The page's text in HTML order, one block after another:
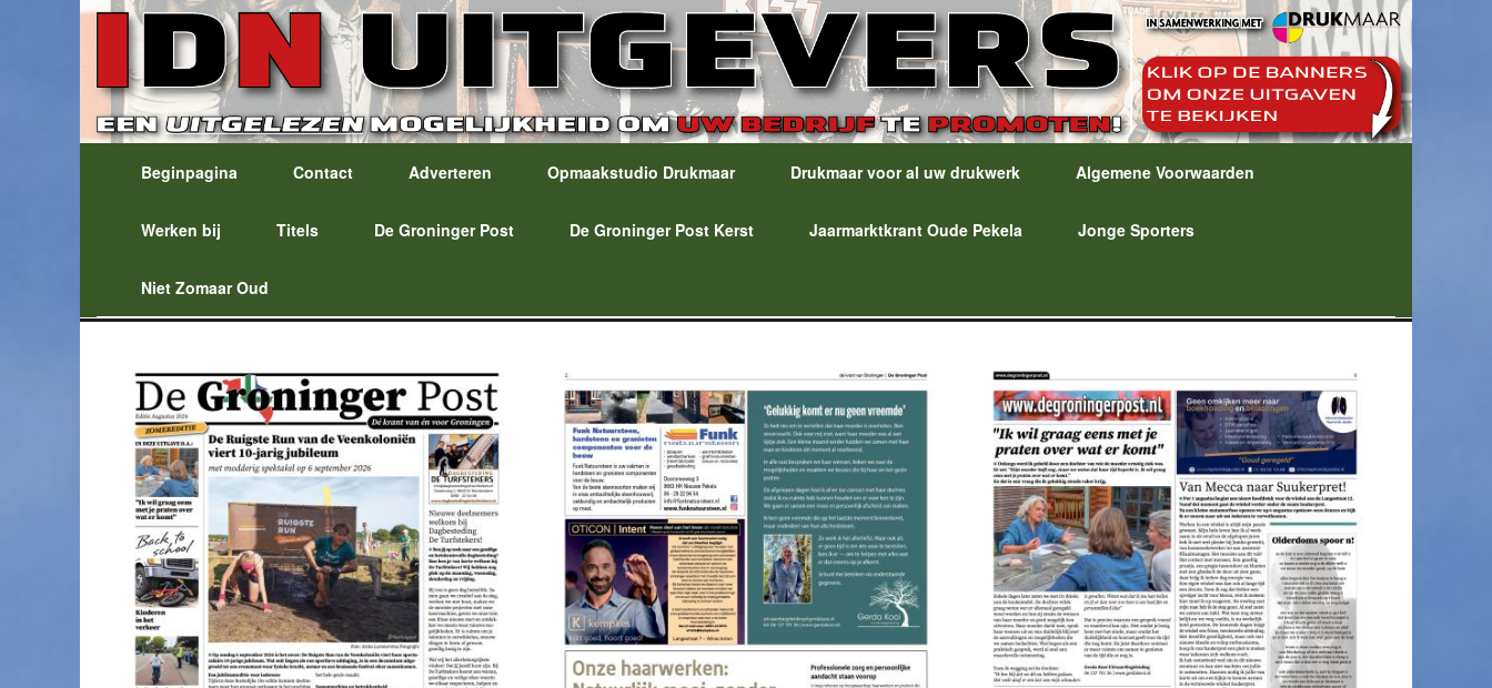
Beginpagina Contact Adverteren Opmaakstudio Drukmaar Drukmaar voor al uw drukwerk Algemene Voorwaarden
Werken bij Titels De Groninger Post De Groninger Post Kerst Jaarmarktkrant Oude Pekela Jonge Sporters
Niet Zomaar Oud